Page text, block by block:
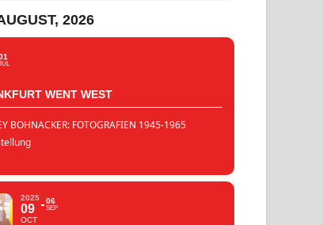
2026
WENT WEST
BOHNACKER: FOTOGRAFIEN 1945-1965
2025
09
OCT
06
SEP